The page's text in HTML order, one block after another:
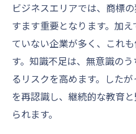
商標侵害が企業に
影響を最小限に抑
商標侵害に対する
商標の喪失がビジ
企業が取るべき
ビジネスエリアでは、商標
すます重要となります。加
ていない企業が多く、これ
す。知識不足は、無意識の
るリスクを高めます。した
を再認識し、継続的な教育
られます。